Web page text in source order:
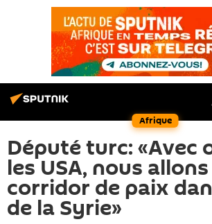
Afrique
Député turc: «Avec
les USA, nous
corridor de paix
de la Syrie»